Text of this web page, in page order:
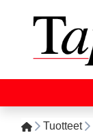
Tuotteet